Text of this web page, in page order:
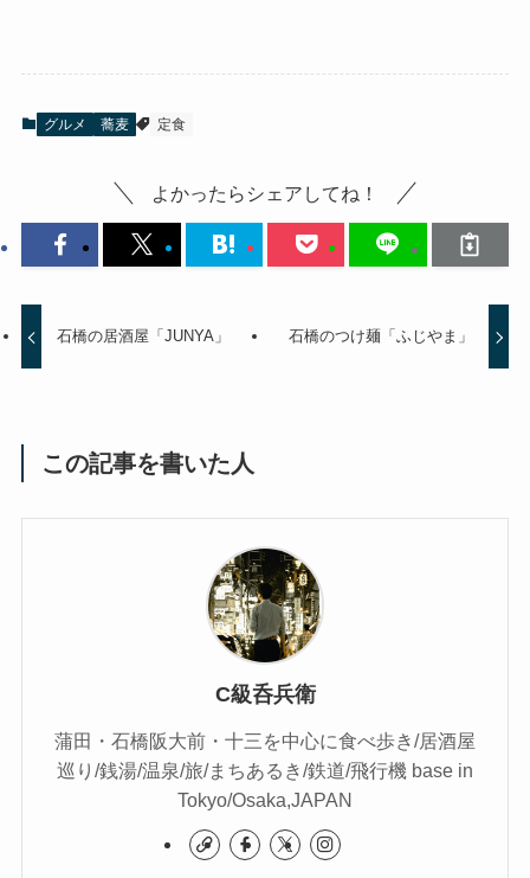
グルメ 蕎麦 定食
よかったらシェアしてね！
石橋の居酒屋「JUNYA」 石橋のつけ麺「ふじやま」
この記事を書いた人
C級呑兵衛
蒲田・石橋阪大前・十三を中心に食べ歩き/居酒屋
巡り/銭湯/温泉/旅/まちあるき/鉄道/飛行機 base in
Tokyo/Osaka,JAPAN